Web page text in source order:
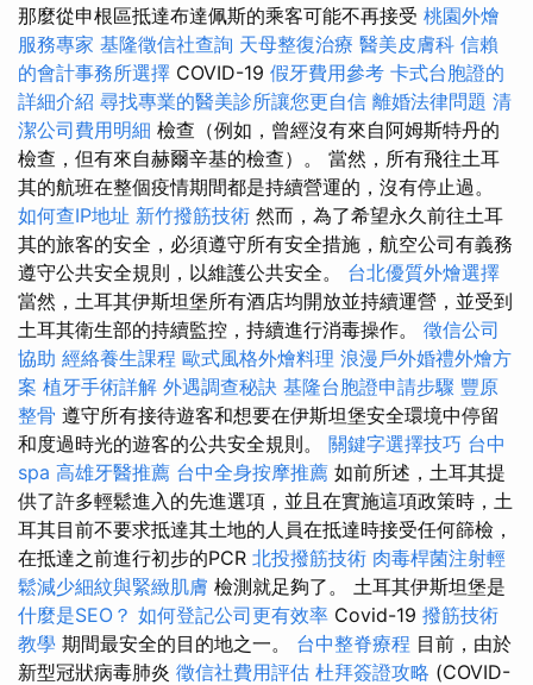
那麼從申根區抵達布達佩斯的乘客可能不再接受 桃園外燴
服務專家 基隆徵信社查詢 天母整復治療 醫美皮膚科 信賴
的會計事務所選擇 COVID-19 假牙費用參考 卡式台胞證的
詳細介紹 尋找專業的醫美診所讓您更自信 離婚法律問題 清
潔公司費用明細 檢查（例如，曾經沒有來自阿姆斯特丹的
檢查，但有來自赫爾辛基的檢查）。 當然，所有飛往土耳
其的航班在整個疫情期間都是持續營運的，沒有停止過。
如何查IP地址 新竹撥筋技術 然而，為了希望永久前往土耳
其的旅客的安全，必須遵守所有安全措施，航空公司有義務
遵守公共安全規則，以維護公共安全。 台北優質外燴選擇
當然，土耳其伊斯坦堡所有酒店均開放並持續運營，並受到
土耳其衛生部的持續監控，持續進行消毒操作。 徵信公司
協助 經絡養生課程 歐式風格外燴料理 浪漫戶外婚禮外燴方
案 植牙手術詳解 外遇調查秘訣 基隆台胞證申請步驟 豐原
整骨 遵守所有接待遊客和想要在伊斯坦堡安全環境中停留
和度過時光的遊客的公共安全規則。 關鍵字選擇技巧 台中
spa 高雄牙醫推薦 台中全身按摩推薦 如前所述，土耳其提
供了許多輕鬆進入的先進選項，並且在實施這項政策時，土
耳其目前不要求抵達其土地的人員在抵達時接受任何篩檢，
在抵達之前進行初步的PCR 北投撥筋技術 肉毒桿菌注射輕
鬆減少細紋與緊緻肌膚 檢測就足夠了。 土耳其伊斯坦堡是
什麼是SEO？ 如何登記公司更有效率 Covid-19 撥筋技術
教學 期間最安全的目的地之一。 台中整脊療程 目前，由於
新型冠狀病毒肺炎 徵信社費用評估 杜拜簽證攻略 (COVID-